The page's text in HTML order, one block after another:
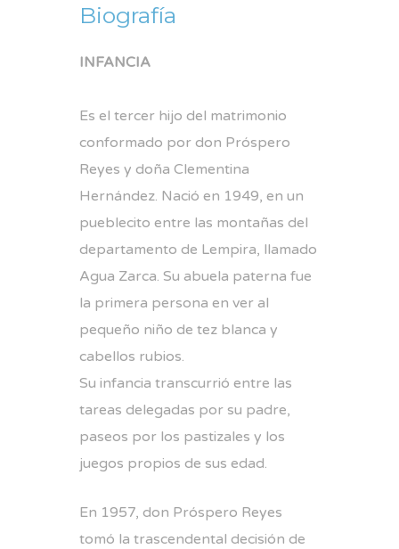
Biografía
INFANCIA
Es el tercer hijo del matrimonio
conformado por don Próspero
Reyes y doña Clementina
Hernández. Nació en 1949, en un
pueblecito entre las montañas del
departamento de Lempira, llamado
Agua Zarca. Su abuela paterna fue
la primera persona en ver al
pequeño niño de tez blanca y
cabellos rubios.
Su infancia transcurrió entre las
tareas delegadas por su padre,
paseos por los pastizales y los
juegos propios de sus edad.
En 1957, don Próspero Reyes
tomó la trascendental decisión de